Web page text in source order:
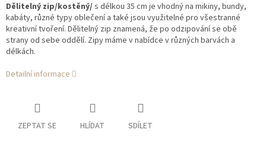
Dělitelný zip/kostěný/s délkou 35 cm je vhodný na mikiny, bundy,
kabáty, různé typy oblečení a také jsou využitelné pro všestranné
kreativní tvoření. Dělitelný zip znamená, že po odzipování se obě
strany od sebe oddělí. Zipy máme v nabídce v různých barvách a
délkách.
Detailní informace
ZEPTAT SE HLÍDAT SDÍLET